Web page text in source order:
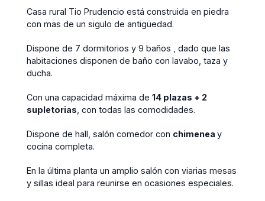
Casa rural Tio Prudencio está construida en piedra
con mas de un sigulo de antigüedad.
Dispone de 7 dormitorios y 9 baños , dado que las
habitaciones disponen de baño con lavabo, taza y
ducha.
Con una capacidad máxima de 14 plazas + 2
supletorias , con todas las comodidades.
Dispone de hall, salón comedor con chimenea y
cocina completa.
En la última planta un amplio salón con viarias mesas
y sillas ideal para reunirse en ocasiones especiales.